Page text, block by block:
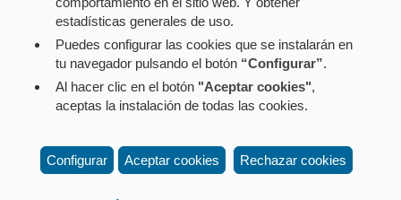
Aviso legal Política de privacidad
Política de cookies
Contacto: Paseo de Sarasate nº 38, 2º Dcha - 31001
Pamplona (Navarra) Tel.: 848 42 08 72
estadísticas generales de uso.
Puedes configurar las cookies que se instalarán en
tu navegador pulsando el botón “Configurar”.
Al hacer clic en el botón "Aceptar cookies",
aceptas la instalación de todas las cookies.
Configurar Aceptar cookies Rechazar cookies